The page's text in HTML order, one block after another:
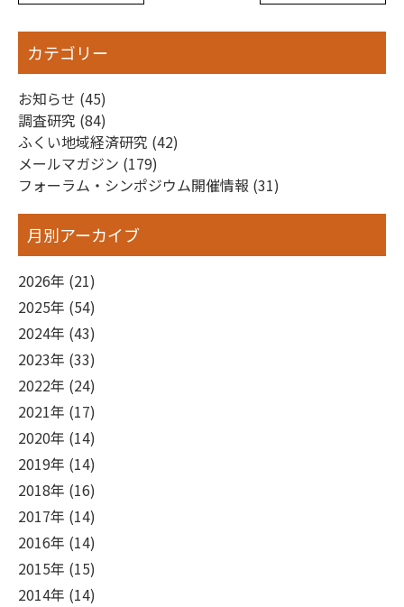
カテゴリー
お知らせ (45)
調査研究 (84)
ふくい地域経済研究 (42)
メールマガジン (179)
フォーラム・シンポジウム開催情報 (31)
月別アーカイブ
2026年 (21)
2025年 (54)
2024年 (43)
2023年 (33)
2022年 (24)
2021年 (17)
2020年 (14)
2019年 (14)
2018年 (16)
2017年 (14)
2016年 (14)
2015年 (15)
2014年 (14)